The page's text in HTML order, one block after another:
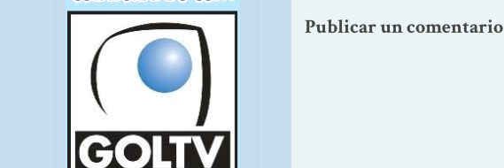
Publicar un comentario